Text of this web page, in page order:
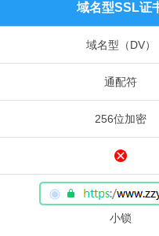
域名型SSL证
域名型（DV）
通配符
256位加密
小锁